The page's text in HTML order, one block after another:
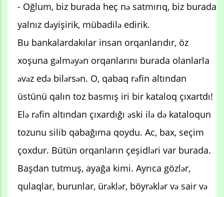
- Oğlum, biz burada heç nə satmırıq, biz burada
yalnız dəyişirik, mübadilə edirik.
Bu bankalardakılar insan orqanlarıdır, öz
xoşuna gəlməyən orqanlarını burada olanlarla
əvəz edə bilərsən. O, qabaq rəfin altından
üstünü qalın toz basmış iri bir kataloq çıxartdı!
Elə rəfin altından çıxardığı əski ilə də kataloqun
tozunu silib qabağıma qoydu. Ac, bax, seçim
çoxdur. Bütün orqanların çeşidləri var burada.
Başdan tutmuş, ayağa kimi. Ayrıca gözlər,
qulaqlar, burunlar, ürəklər, böyrəklər və sair və